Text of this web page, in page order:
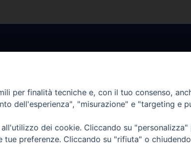
per finalità tecniche e, con il tuo consenso,
dell'esperienza", "misurazione" e "targeting e
dei cookie. Cliccando su
preferenze. Cliccando su "rifiuta" o